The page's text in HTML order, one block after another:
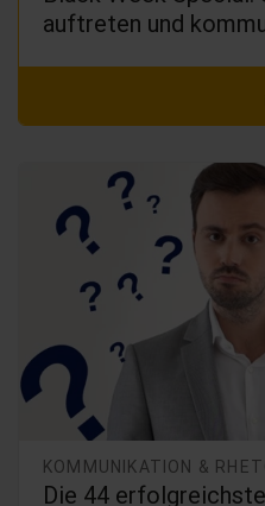
auftreten und
KOMMUNIKATION &
Die 44